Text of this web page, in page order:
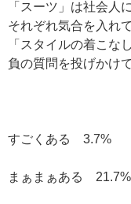
「スーツ」は社会人
それぞれ気合を入れ
「スタイルの着こな
負の質問を投げかけ
すごくある 3.7%
まぁまぁある 21.7%